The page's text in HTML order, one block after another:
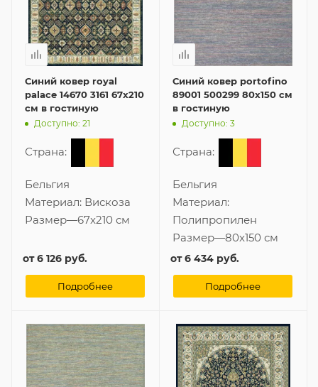
Синий ковер royal
palace 14670 3161 67x210
см в гостиную
Доступно: 21
Страна:
Бельгия
Материал: Вискоза
Размер—67x210 см
от6 126 руб.
Подробнее
Синий ковер portofino
89001 500299 80x150 см
в гостиную
Доступно: 3
Страна:
Бельгия
Материал:
Полипропилен
Размер—80x150 см
от6 434 руб.
Подробнее